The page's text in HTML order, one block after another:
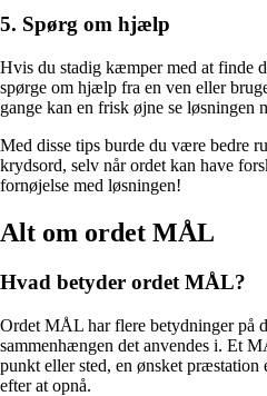
5. Spørg om hjælp
Hvis du stadig kæmper med at finde
spørge om hjælp fra en ven eller
gange kan en frisk øjne se løsningen
Med disse tips burde du være bedre
krydsord, selv når ordet kan have
fornøjelse med løsningen!
Alt om ordet MÅL
Hvad betyder ordet MÅL?
Ordet MÅL har flere betydninger på
sammenhængen det anvendes i. Et
punkt eller sted, en ønsket
efter at opnå.